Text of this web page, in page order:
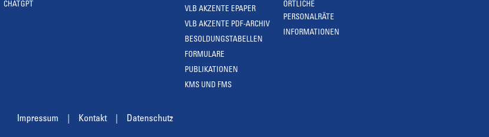
CHATGPT
VLB AKZENTE EPAPER
VLB AKZENTE PDF-ARCHIV
BESOLDUNGSTABELLEN
FORMULARE
PUBLIKATIONEN
KMS UND FMS
ÖRTLICHE
PERSONALRÄTE
INFORMATIONEN
Impressum Kontakt Datenschutz